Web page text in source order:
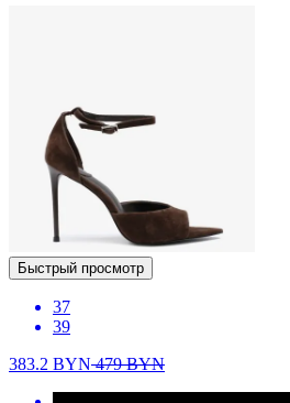
Быстрый просмотр
37
39
383.2 BYN479BYN